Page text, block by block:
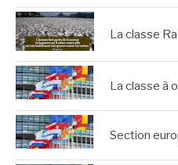
La classe
La classe à
Section